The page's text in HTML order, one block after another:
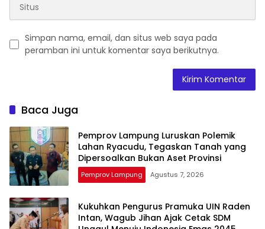
Simpan nama, email, dan situs web saya pada
peramban ini untuk komentar saya berikutnya.
Baca Juga
Pemprov Lampung Luruskan Polemik
Lahan Ryacudu, Tegaskan Tanah yang
Dipersoalkan Bukan Aset Provinsi
Pemprov Lampung Agustus 7, 2026
Kukuhkan Pengurus Pramuka UIN Raden
Intan, Wagub Jihan Ajak Cetak SDM